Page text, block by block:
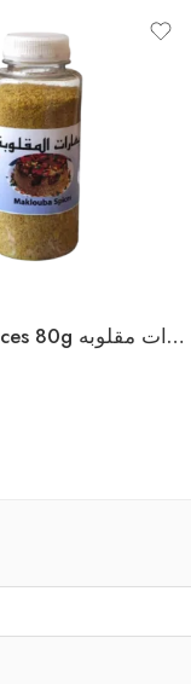
Maqluba spices 80g بهارات مقلوبه